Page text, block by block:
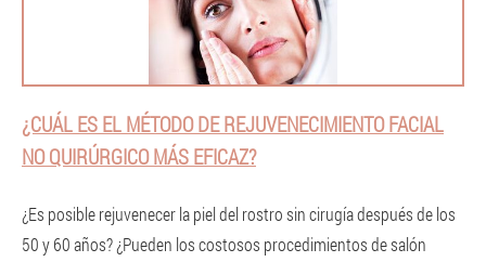
¿CUÁL ES EL MÉTODO DE REJUVENECIMIENTO FACIAL
NO QUIRÚRGICO MÁS EFICAZ?
¿Es posible rejuvenecer la piel del rostro sin cirugía después de los
50 y 60 años? ¿Pueden los costosos procedimientos de salón